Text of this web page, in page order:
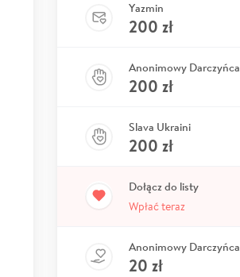
Yazmin
200 zł
Anonimowy Darczyńca
200 zł
Slava Ukraini
200 zł
Dołącz do listy
Wpłać teraz
Anonimowy Darczyńca
20 zł